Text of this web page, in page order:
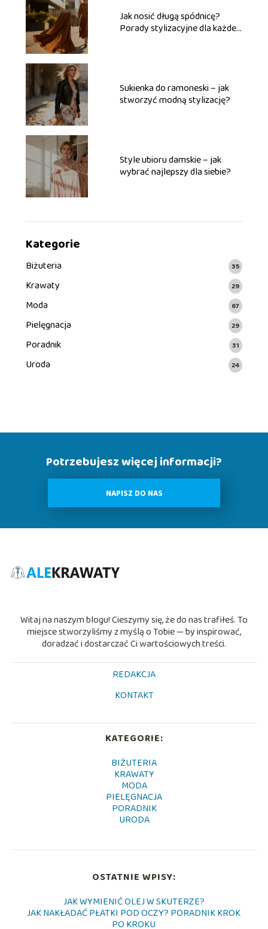
Jak nosić długą spódnicę?
Porady stylizacyjne dla każdej
Sukienka do ramoneski – jak
stworzyć modną stylizację?
Style ubioru damskie – jak
wybrać najlepszy dla siebie?
Kategorie
Biżuteria 35
Krawaty 29
Moda 67
Pielęgnacja 29
Poradnik 31
Uroda 24
Potrzebujesz więcej informacji?
NAPISZ DO NAS
Witaj na naszym blogu! Cieszymy się, że do nas trafiłeś. To
miejsce stworzyliśmy z myślą o Tobie — by inspirować,
doradzać i dostarczać Ci wartościowych treści.
REDAKCJA
KONTAKT
KATEGORIE:
BIŻUTERIA
KRAWATY
MODA
PIELĘGNACJA
PORADNIK
URODA
OSTATNIE WPISY:
JAK WYMIENIĆ OLEJ W SKUTERZE?
JAK NAKŁADAĆ PŁATKI POD OCZY? PORADNIK KROK
PO KROKU